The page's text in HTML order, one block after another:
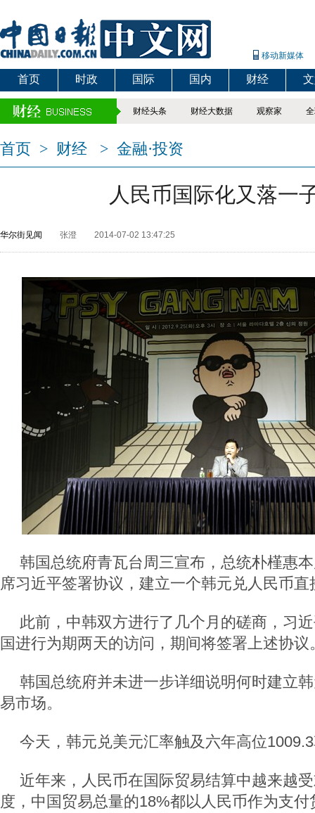
移动新媒体
首页 时政 国际 国内 财经
财经头条 财经大数据 观察家
首页 > 财经 > 金融·投资
人民币国际化又落一
华尔街见闻 张澄 2014-07-02 13:47:25
韩国总统府青瓦台周三宣布，总统朴槿惠
席习近平签署协议，建立一个韩元兑人民币直
此前，中韩双方进行了几个月的磋商，习
国进行为期两天的访问，期间将签署上述协议
韩国总统府并未进一步详细说明何时建立
易市场。
今天，韩元兑美元汇率触及六年高位
近年来，人民币在国际贸易结算中越来越
度，中国贸易总量的18%都以人民币作为支